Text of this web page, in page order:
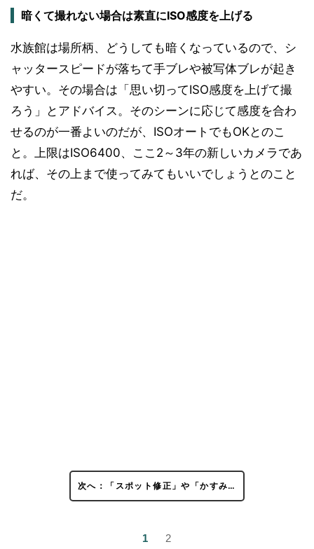
暗くて撮れない場合は素直にISO感度を上げる
水族館は場所柄、どうしても暗くなっているので、シ
ャッタースピードが落ちて手ブレや被写体ブレが起き
やすい。その場合は「思い切ってISO感度を上げて撮
ろう」とアドバイス。そのシーンに応じて感度を合わ
せるのが一番よいのだが、ISOオートでもOKとのこ
と。上限はISO6400、ここ2～3年の新しいカメラであ
れば、その上まで使ってみてもいいでしょうとのこと
だ。
次へ：「スポット修正」や「かすみ…
1 2